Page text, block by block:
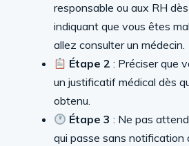
responsable ou aux RH
indiquant que vous êtes
allez consulter un médecin.
Étape 2 : Préciser que
un justificatif médical dès
obtenu.
Étape 3 : Ne pas
qui passe sans notification